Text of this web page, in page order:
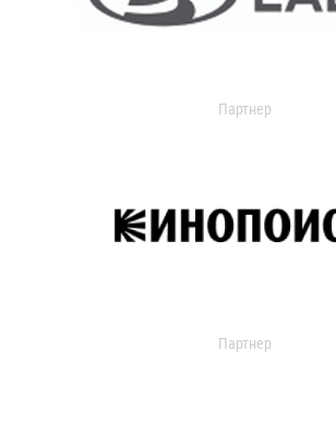
Партнер
Партнер